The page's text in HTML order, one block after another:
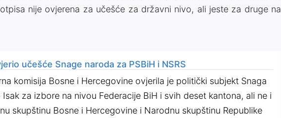
nije ovjerena za učešće za državni nivo, ali jeste za druge na
učešće Snage naroda za PSBiH i NSRS
komisija Bosne i Hercegovine ovjerila je politički subjekt Snaga
Isak za izbore na nivou Federacije BiH i svih deset kantona, ali ne i
skupštinu Bosne i Hercegovine i Narodnu skupštinu Republike